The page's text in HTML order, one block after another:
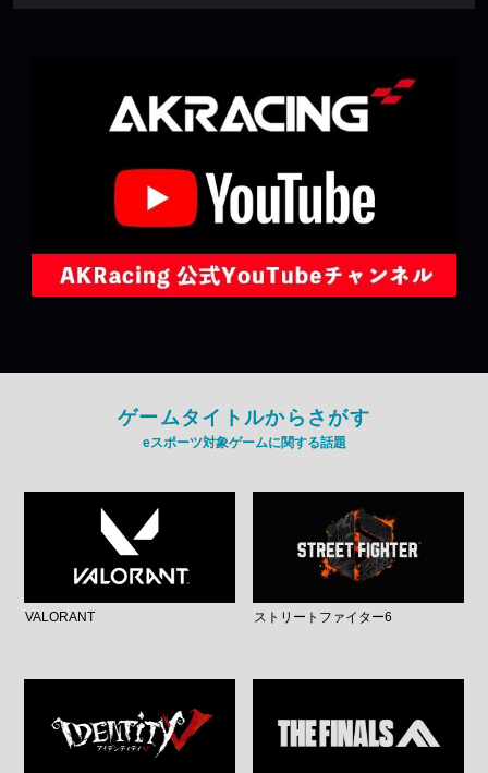
ゲームタイトルからさがす
eスポーツ対象ゲームに関する話題
VALORANT ストリートファイター6